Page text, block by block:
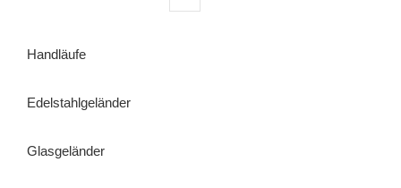
Handläufe
Edelstahlgeländer
Glasgeländer